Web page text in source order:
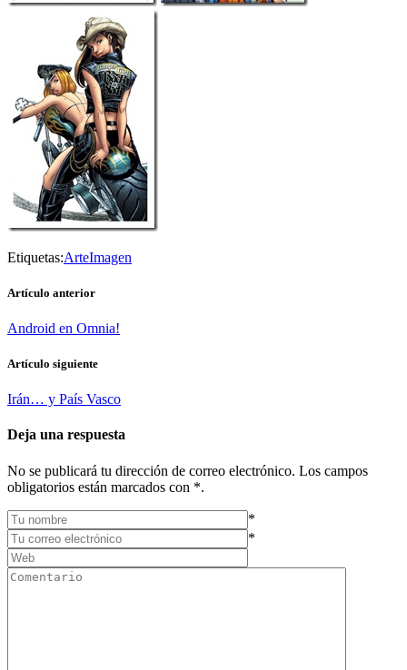
Etiquetas:ArteImagen
Artículo anterior
Android en Omnia!
Artículo siguiente
Irán… y País Vasco
Deja una respuesta
No se publicará tu dirección de correo electrónico. Los campos
obligatorios están marcados con *.
*
*